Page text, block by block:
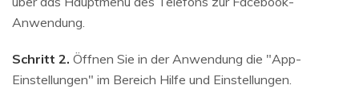
Anwendung.
Schritt 2. Öffnen Sie in der Anwendung die "App-
Einstellungen" im Bereich Hilfe und Einstellungen.